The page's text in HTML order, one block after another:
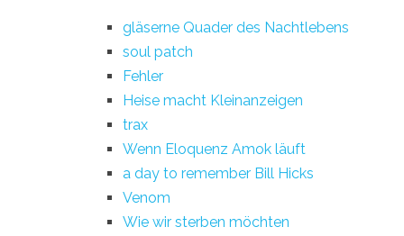
gläserne Quader des Nachtlebens
soul patch
Fehler
Heise macht Kleinanzeigen
trax
Wenn Eloquenz Amok läuft
a day to remember Bill Hicks
Venom
Wie wir sterben möchten